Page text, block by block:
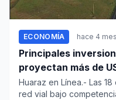
ECONOMÍA hace 4
Principales
proyectan más de
Huaraz en Línea.- Las
red vial bajo